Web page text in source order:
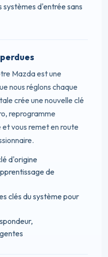
d'entrée sans
Mazda est une
nous réglons chaque
crée une nouvelle clé
reprogramme
vous remet en route
d'origine
de
clés du système pour